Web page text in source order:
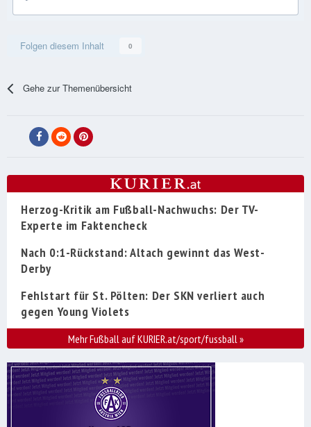
Folgen diesem Inhalt 0
Gehe zur Themenübersicht
Herzog-Kritik am Fußball-Nachwuchs: Der TV-
Experte im Faktencheck
Nach 0:1-Rückstand: Altach gewinnt das West-
Derby
Fehlstart für St. Pölten: Der SKN verliert auch
gegen Young Violets
Mehr Fußball auf KURIER.at/sport/fussball»